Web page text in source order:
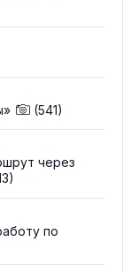
(541)
через
по